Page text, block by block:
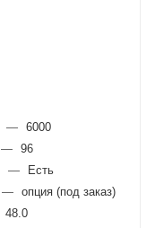
— 6000
— 96
—
Есть
— опция (под заказ)
48.0